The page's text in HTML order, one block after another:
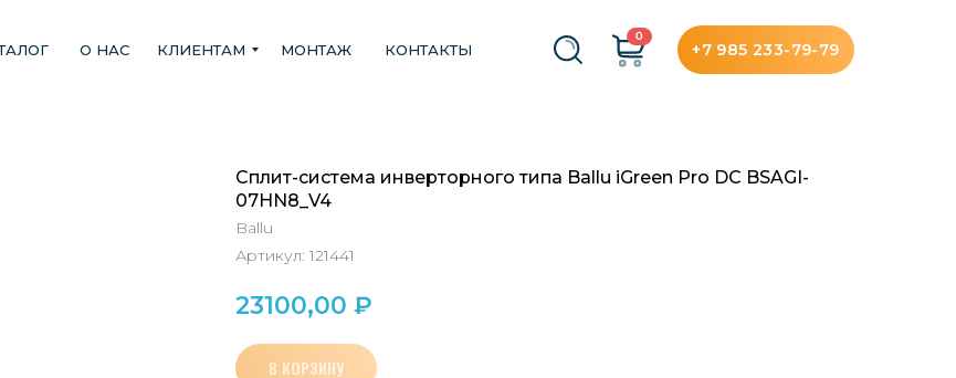
О НАС КЛИЕНТАМ МОНТАЖ КОНТАКТЫ
0
+7 985 233-79-79
Сплит-система инверторного типа Ballu iGreen Pro DC BSAGI-
07HN8_V4
Ballu
Артикул: 121441
23100,00 ₽
В КОРЗИНУ